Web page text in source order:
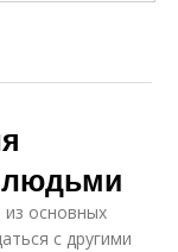
людьми
основных
с другими